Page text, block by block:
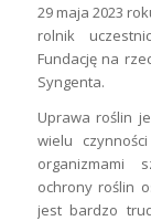
29 maja 2023
rolnik
Fundację na
Syngenta.
Uprawa roślin
wielu
organizmami
ochrony roślin
jest bardzo